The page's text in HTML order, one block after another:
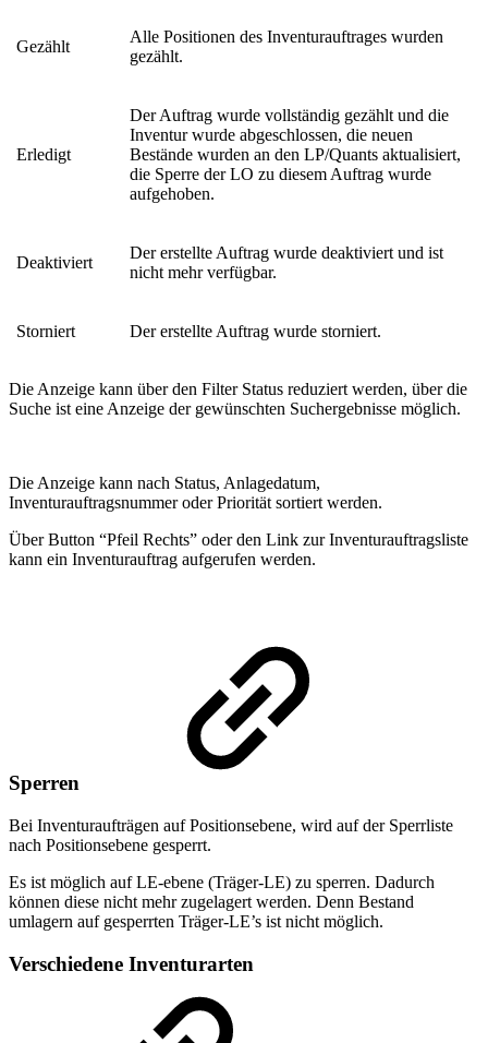
Gezählt
Alle Positionen des Inventurauftrages wurden
gezählt.
Erledigt
Der Auftrag wurde vollständig gezählt und die
Inventur wurde abgeschlossen, die neuen
Bestände wurden an den LP/Quants aktualisiert,
die Sperre der LO zu diesem Auftrag wurde
aufgehoben.
Deaktiviert
Der erstellte Auftrag wurde deaktiviert und ist
nicht mehr verfügbar.
Storniert Der erstellte Auftrag wurde storniert.
Die Anzeige kann über den Filter Status reduziert werden, über die
Suche ist eine Anzeige der gewünschten Suchergebnisse möglich.
Die Anzeige kann nach Status, Anlagedatum,
Inventurauftragsnummer oder Priorität sortiert werden.
Über Button “Pfeil Rechts” oder den Link zur Inventurauftragsliste
kann ein Inventurauftrag aufgerufen werden.
Sperren
Bei Inventuraufträgen auf Positionsebene, wird auf der Sperrliste
nach Positionsebene gesperrt.
Es ist möglich auf LE-ebene (Träger-LE) zu sperren. Dadurch
können diese nicht mehr zugelagert werden. Denn Bestand
umlagern auf gesperrten Träger-LE’s ist nicht möglich.
Verschiedene Inventurarten